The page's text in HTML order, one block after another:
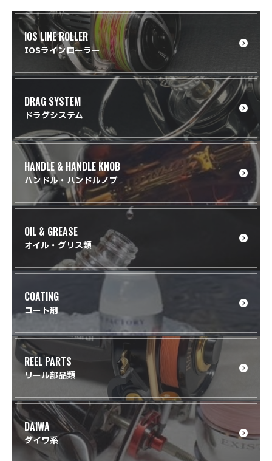
IOS LINE ROLLER
IOSラインローラー
DRAG SYSTEM
ドラグシステム
HANDLE & HANDLE KNOB
ハンドル・ハンドルノブ
OIL & GREASE
オイル・グリス類
COATING
コート剤
REEL PARTS
リール部品類
DAIWA
ダイワ系